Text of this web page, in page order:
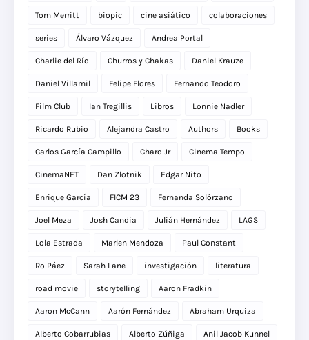
Tom Merritt biopic cine asiático colaboraciones
series Álvaro Vázquez Andrea Portal
Charlie del Río Churros y Chakas Daniel Krauze
Daniel Villamil Felipe Flores Fernando Teodoro
Film Club Ian Tregillis Libros Lonnie Nadler
Ricardo Rubio Alejandra Castro Authors Books
Carlos García Campillo Charo Jr Cinema Tempo
CinemaNET Dan Zlotnik Edgar Nito
Enrique García FICM 23 Fernanda Solórzano
Joel Meza Josh Candia Julián Hernández LAGS
Lola Estrada Marlen Mendoza Paul Constant
Ro Páez Sarah Lane investigación literatura
road movie storytelling Aaron Fradkin
Aaron McCann Aarón Fernández Abraham Urquiza
Alberto Cobarrubias Alberto Zúñiga Anil Jacob Kunnel